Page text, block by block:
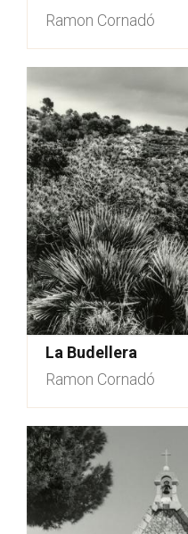
Ramon Cornadó
La Budellera
Ramon Cornadó